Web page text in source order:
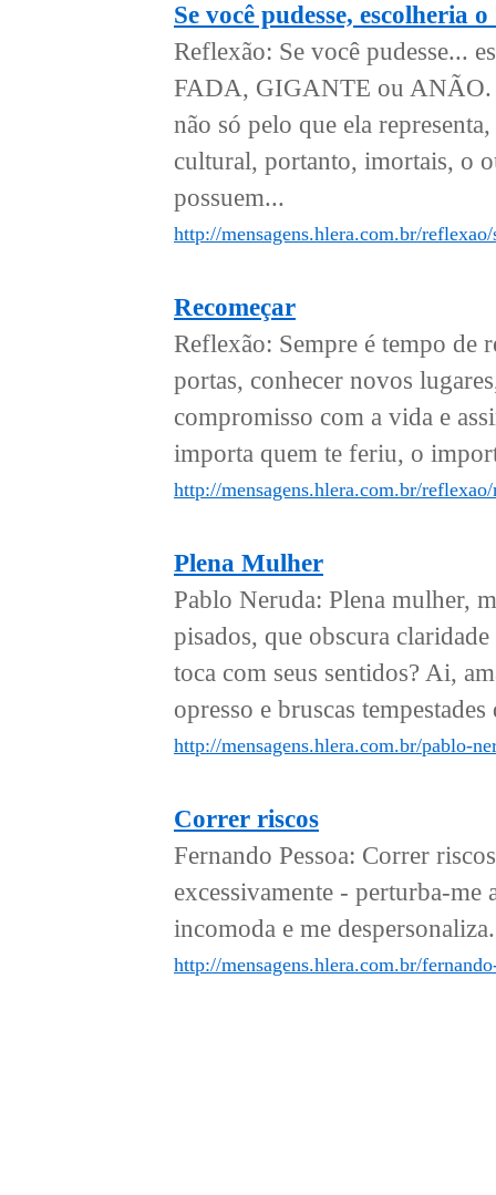
Se você pudesse, escolheria
Reflexão: Se você pudesse...
FADA, GIGANTE ou ANÃO.
não só pelo que ela
cultural, portanto, imortais, o
possuem...
http://mensagens.hlera.com.br/
Recomeçar
Reflexão: Sempre é tempo de
portas, conhecer novos
compromisso com a vida e
importa quem te feriu, o
http://mensagens.hlera.com.br/
Plena Mulher
Pablo Neruda: Plena mulher,
pisados, que obscura
toca com seus sentidos? Ai,
opresso e bruscas
http://mensagens.hlera.com.br/pablo-
Correr riscos
Fernando Pessoa: Correr
excessivamente - perturba-me
incomoda e me
http://mensagens.hlera.com.br/